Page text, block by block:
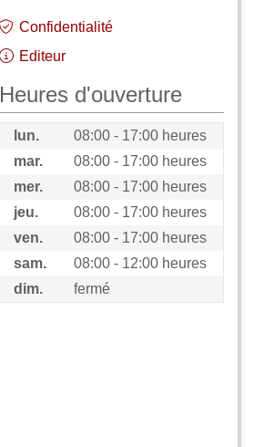
Confidentialité
Editeur
Heures d'ouverture
lun.
08:00 - 17:00 heures
mar.
08:00 - 17:00 heures
mer.
08:00 - 17:00 heures
jeu.
08:00 - 17:00 heures
ven.
08:00 - 17:00 heures
sam.
08:00 - 12:00 heures
dim.
fermé